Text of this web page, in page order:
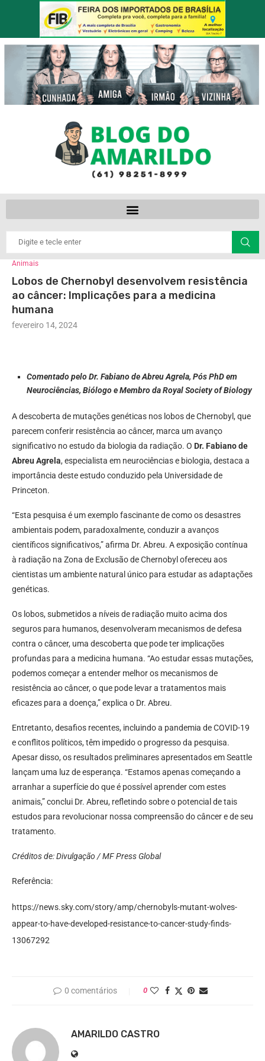
Animais
Lobos de Chernobyl desenvolvem resistência
ao câncer: Implicações para a medicina
humana
fevereiro 14, 2024
Comentado pelo Dr. Fabiano de Abreu Agrela, Pós PhD em
Neurociências, Biólogo e Membro da Royal Society of Biology
A descoberta de mutações genéticas nos lobos de Chernobyl, que
parecem conferir resistência ao câncer, marca um avanço
significativo no estudo da biologia da radiação. O Dr. Fabiano de
Abreu Agrela, especialista em neurociências e biologia, destaca a
importância deste estudo conduzido pela Universidade de
Princeton.
“Esta pesquisa é um exemplo fascinante de como os desastres
ambientais podem, paradoxalmente, conduzir a avanços
científicos significativos,” afirma Dr. Abreu. A exposição contínua
à radiação na Zona de Exclusão de Chernobyl ofereceu aos
cientistas um ambiente natural único para estudar as adaptações
genéticas.
Os lobos, submetidos a níveis de radiação muito acima dos
seguros para humanos, desenvolveram mecanismos de defesa
contra o câncer, uma descoberta que pode ter implicações
profundas para a medicina humana. “Ao estudar essas mutações,
podemos começar a entender melhor os mecanismos de
resistência ao câncer, o que pode levar a tratamentos mais
eficazes para a doença,” explica o Dr. Abreu.
Entretanto, desafios recentes, incluindo a pandemia de COVID-19
e conflitos políticos, têm impedido o progresso da pesquisa.
Apesar disso, os resultados preliminares apresentados em Seattle
lançam uma luz de esperança. “Estamos apenas começando a
arranhar a superfície do que é possível aprender com estes
animais,” conclui Dr. Abreu, refletindo sobre o potencial de tais
estudos para revolucionar nossa compreensão do câncer e de seu
tratamento.
Créditos de: Divulgação / MF Press Global
Referência:
https://news.sky.com/story/amp/chernobyls-mutant-wolves-
appear-to-have-developed-resistance-to-cancer-study-finds-
13067292
0 comentários 0
AMARILDO CASTRO